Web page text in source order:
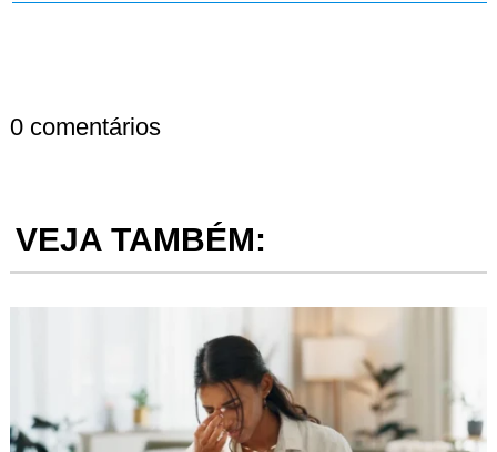
0 comentários
VEJA TAMBÉM: